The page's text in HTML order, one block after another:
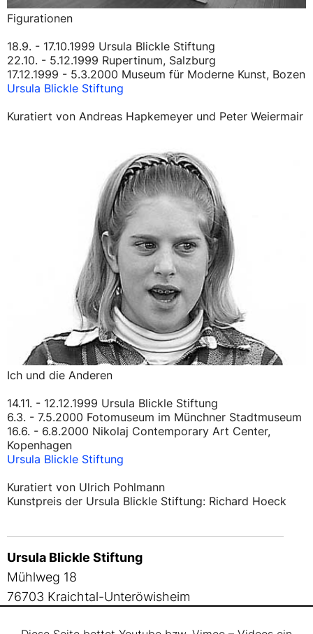
Figurationen
18.9. - 17.10.1999 Ursula Blickle Stiftung
22.10. - 5.12.1999 Rupertinum, Salzburg
17.12.1999 - 5.3.2000 Museum für Moderne Kunst, Bozen
Ursula Blickle Stiftung
Kuratiert von Andreas Hapkemeyer und Peter Weiermair
Ich und die Anderen
14.11. - 12.12.1999 Ursula Blickle Stiftung
6.3. - 7.5.2000 Fotomuseum im Münchner Stadtmuseum
16.6. - 6.8.2000 Nikolaj Contemporary Art Center,
Kopenhagen
Ursula Blickle Stiftung
Kuratiert von Ulrich Pohlmann
Kunstpreis der Ursula Blickle Stiftung: Richard Hoeck
Ursula Blickle Stiftung
Mühlweg 18
76703 Kraichtal-Unteröwisheim